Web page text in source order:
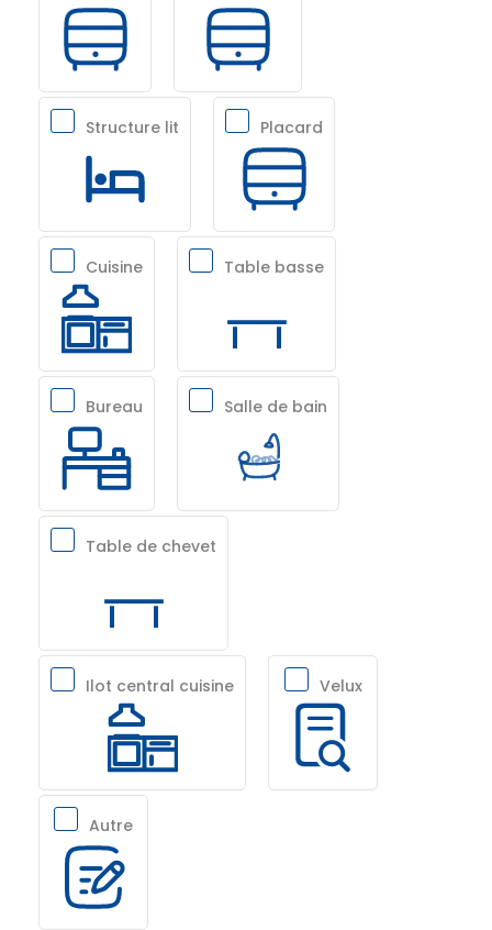
Structure lit Placard
Cuisine Table basse
Bureau Salle de bain
Table de chevet
Ilot central cuisine Velux
Autre